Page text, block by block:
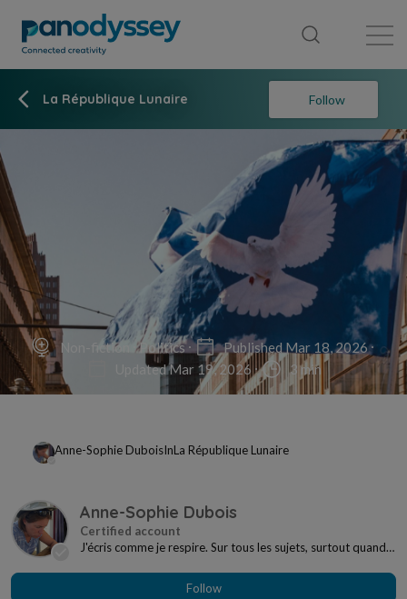
La République Lunaire Follow
Non-fiction Politics
Published Mar 18, 2026
Updated Mar 19, 2026
3 min
Anne-Sophie DuboisInLa République Lunaire
Anne-Sophie Dubois
J'écris comme je respire. Sur tous les sujets, surtout quand
Follow